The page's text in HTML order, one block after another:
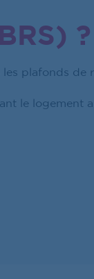
?
plafonds de
le logement